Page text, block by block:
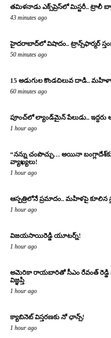
తమిళనాడు ఎక్స్‌ప్రెస్‌లో మిస్టరీ.. ట్రాలీ
43 minutes ago
హైదరాబాద్‌లో విషాదం.. ట్రాన్స్‌ఫార్మర్
50 minutes ago
15 అడుగుల కొండచిలువ దాడి..
60 minutes ago
పూంచ్‌లో ల్యాండ్‌మైన్ పేలుడు.. ఇద్దరు
1 hour ago
“నన్ను చంపొచ్చు… అయినా
వ్యాఖ్యలు!
1 hour ago
ఆస్పత్రిలోనే ప్రమాదం.. మహిళపై కూలిన
1 hour ago
విజయసాయిరెడ్డి యూటర్న్!
1 hour ago
అమెరికా రాయబారితో సీఎం రేవంత్ రెడ్డి
విజ్ఞప్తి
1 hour ago
క్యాబినెట్ విస్తరణకు నో ఛాన్స్!
1 hour ago